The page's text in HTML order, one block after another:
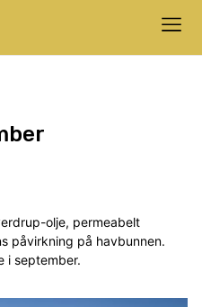
olje, permeabelt
påvirkning på havbunnen.
i september.